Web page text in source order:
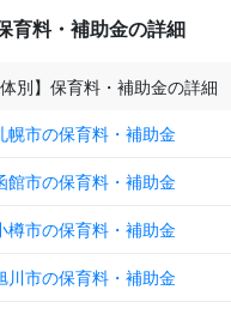
育料・補助金の詳細
体別】保育料・補助金の詳細
幌市の保育料・補助金
館市の保育料・補助金
樽市の保育料・補助金
川市の保育料・補助金